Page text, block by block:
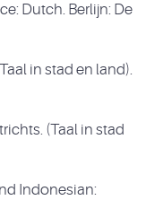
Dutch. Berlijn: De
in stad en land).
(Taal in stad
Indonesian: